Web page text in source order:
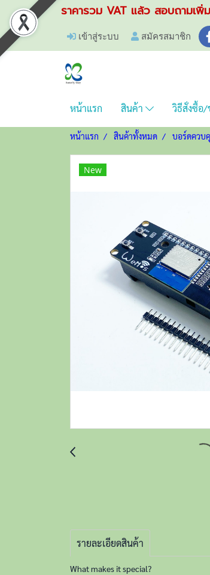
ราคารวม VAT แล้ว สอบถามเพิ่
เข้าสู่ระบบ สมัครสมาชิก
หน้าแรก สินค้า วิธีสั่งซื้อ/
หน้าแรก สินค้าทั้งหมด บอร์ดควบ
New
รายละเอียดสินค้า
What makes it special?